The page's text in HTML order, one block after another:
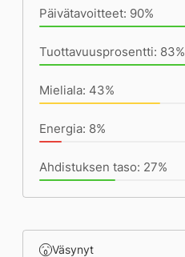
Päivätavoitteet: 90%
Tuottavuusprosentti: 83%
Mieliala: 43%
Energia: 8%
Ahdistuksen taso: 27%
Väsynyt